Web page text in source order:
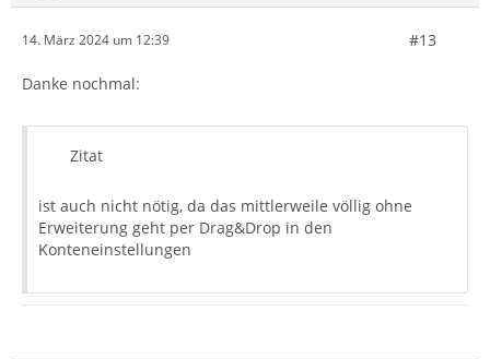
14. März 2024 um 12:39 #13
Danke nochmal:
Zitat
ist auch nicht nötig, da das mittlerweile völlig ohne
Erweiterung geht per Drag&Drop in den
Konteneinstellungen